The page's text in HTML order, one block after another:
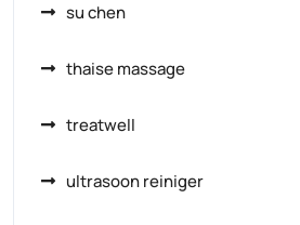
su chen
thaise massage
treatwell
ultrasoon reiniger